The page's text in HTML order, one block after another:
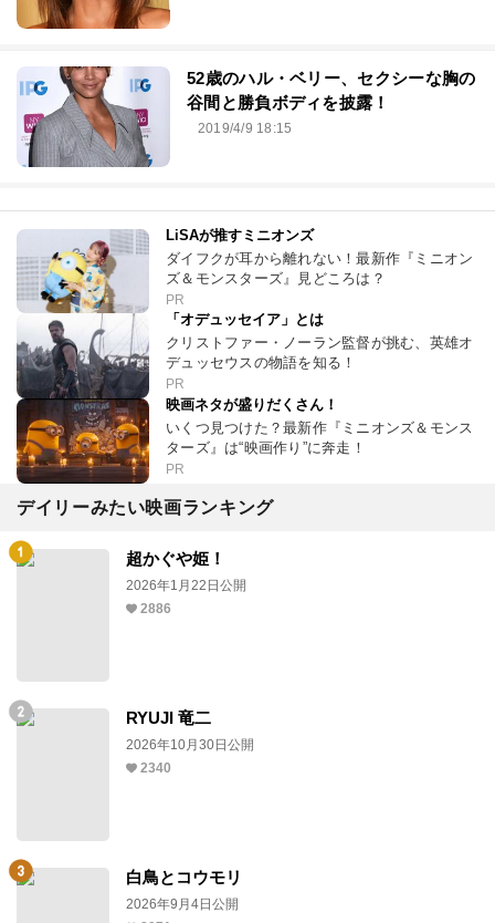
52歳のハル・ベリー、セクシーな胸の
谷間と勝負ボディを披露！
2019/4/9 18:15
LiSAが推すミニオンズ
ダイフクが耳から離れない！最新作『ミニオン
ズ＆モンスターズ』見どころは？
PR
「オデュッセイア」とは
クリストファー・ノーラン監督が挑む、英雄オ
デュッセウスの物語を知る！
PR
映画ネタが盛りだくさん！
いくつ見つけた？最新作『ミニオンズ＆モンス
ターズ』は“映画作り”に奔走！
PR
デイリーみたい映画ランキング
超かぐや姫！
2026年1月22日公開
2886
RYUJI 竜二
2026年10月30日公開
2340
白鳥とコウモリ
2026年9月4日公開